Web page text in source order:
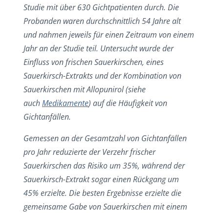
Studie mit über 630 Gichtpatienten durch. Die
Probanden waren durchschnittlich 54 Jahre alt
und nahmen jeweils für einen Zeitraum von einem
Jahr an der Studie teil. Untersucht wurde der
Einfluss von frischen Sauerkirschen, eines
Sauerkirsch-Extrakts und der Kombination von
Sauerkirschen mit Allopunirol (siehe
auchMedikamente) auf die Häufigkeit von
Gichtanfällen.
Gemessen an der Gesamtzahl von Gichtanfällen
pro Jahr reduzierte der Verzehr frischer
Sauerkirschen das Risiko um 35%, während der
Sauerkirsch-Extrakt sogar einen Rückgang um
45% erzielte. Die besten Ergebnisse erzielte die
gemeinsame Gabe von Sauerkirschen mit einem